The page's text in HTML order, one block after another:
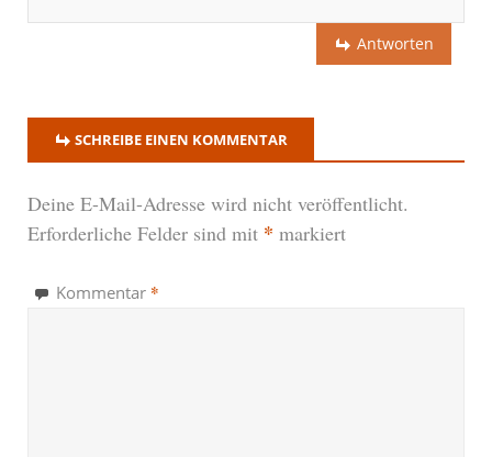
Antworten
SCHREIBE EINEN KOMMENTAR
Deine E-Mail-Adresse wird nicht veröffentlicht.
Erforderliche Felder sind mit * markiert
Kommentar *